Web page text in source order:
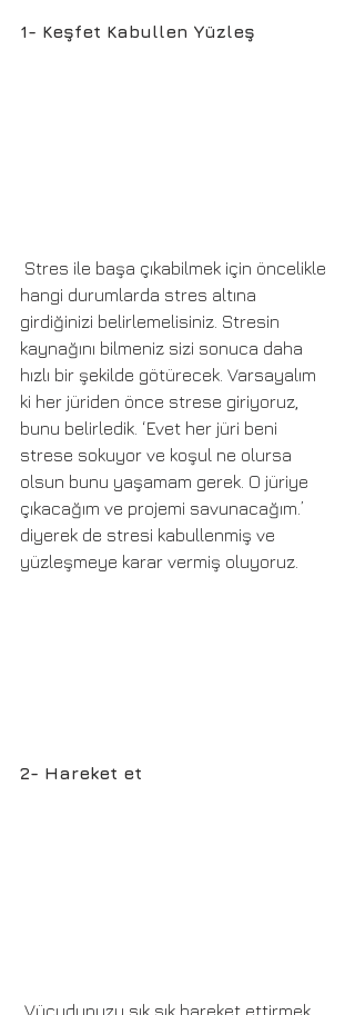
1- Keşfet Kabullen Yüzleş
hangi durumlarda stres altına
girdiğinizi belirlemelisiniz. Stresin
kaynağını bilmeniz sizi sonuca daha
hızlı bir şekilde götürecek. Varsayalım
ki her jüriden önce strese giriyoruz,
bunu belirledik. ‘Evet her jüri beni
strese sokuyor ve koşul ne olursa
olsun bunu yaşamam gerek. O jüriye
çıkacağım ve projemi savunacağım.’
diyerek de stresi kabullenmiş ve
yüzleşmeye karar vermiş oluyoruz.
2- Hareket et